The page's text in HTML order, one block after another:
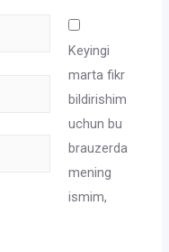
Keyingi
marta fikr
bildirishim
uchun bu
brauzerda
mening
ismim,